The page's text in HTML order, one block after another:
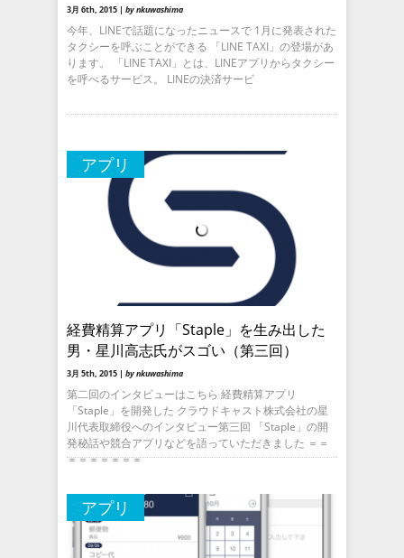
3月 6th, 2015 | by nkuwashima
今年、LINEで話題になったニュースで 1月に発表された
タクシーを呼ぶことができる 「LINE TAXI」の登場があ
ります。 「LINE TAXI」とは、LINEアプリからタクシー
を呼べるサービス。 LINEの決済サービ
アプリ
経費精算アプリ「Staple」を生み出した
男・星川高志氏がスゴい（第三回）
3月 5th, 2015 | by nkuwashima
第二回のインタビューはこちら 経費精算アプリ
「Staple」を開発した クラウドキャスト株式会社の星
川代表取締役へのインタビュー第三回 「Staple」の開
発秘話や競合アプリなどを語っていただきました ＝＝
＝＝＝＝＝＝＝
アプリ